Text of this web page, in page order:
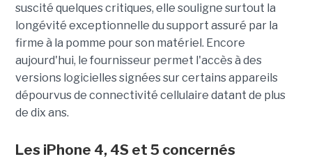
suscité quelques critiques, elle souligne surtout la
longévité exceptionnelle du support assuré par la
firme à la pomme pour son matériel. Encore
aujourd'hui, le fournisseur permet l'accès à des
versions logicielles signées sur certains appareils
dépourvus de connectivité cellulaire datant de plus
de dix ans.
Les iPhone 4, 4S et 5 concernés